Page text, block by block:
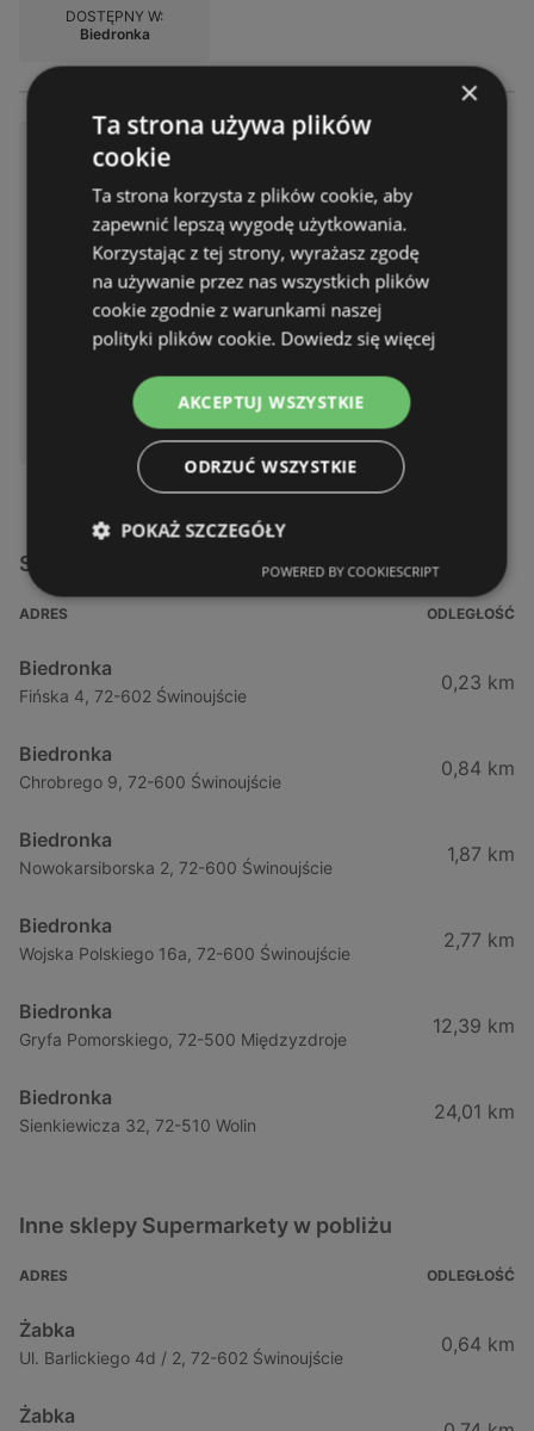
DOSTĘPNY W:
Biedronka
Atrakcyjne oferty specjalne dl
Gazetka – 2 strony
Gazetka ważna do: 08.08.2026
Odległość: 0,23 km
DOSTĘPNY W:
Sklepy Biedronka w pobliżu
ADRES ODLEGŁOŚĆ
Biedronka
Fińska 4, 72-602 Świnoujście
0,23 km
Biedronka
Chrobrego 9, 72-600 Świnoujście
0,84 km
Biedronka
Nowokarsiborska 2, 72-600 Świnoujście
1,87 km
Biedronka
Wojska Polskiego 16a, 72-600 Świnoujście
2,77 km
Biedronka
Gryfa Pomorskiego, 72-500 Międzyzdroje
12,39 km
Biedronka
Sienkiewicza 32, 72-510 Wolin
24,01 km
Inne sklepy Supermarkety w pobliżu
ADRES ODLEGŁOŚĆ
Żabka
Ul. Barlickiego 4d / 2, 72-602 Świnoujście
0,64 km
Żabka
×
Ta strona używa plików
cookie
Ta strona korzysta z plików cookie, aby
zapewnić lepszą wygodę użytkowania.
Korzystając z tej strony, wyrażasz zgodę
na używanie przez nas wszystkich plików
cookie zgodnie z warunkami naszej
polityki plików cookie. Dowiedz się więcej
AKCEPTUJ WSZYSTKIE
ODRZUĆ WSZYSTKIE
POKAŻ SZCZEGÓŁY
POWERED BY COOKIESCRIPT